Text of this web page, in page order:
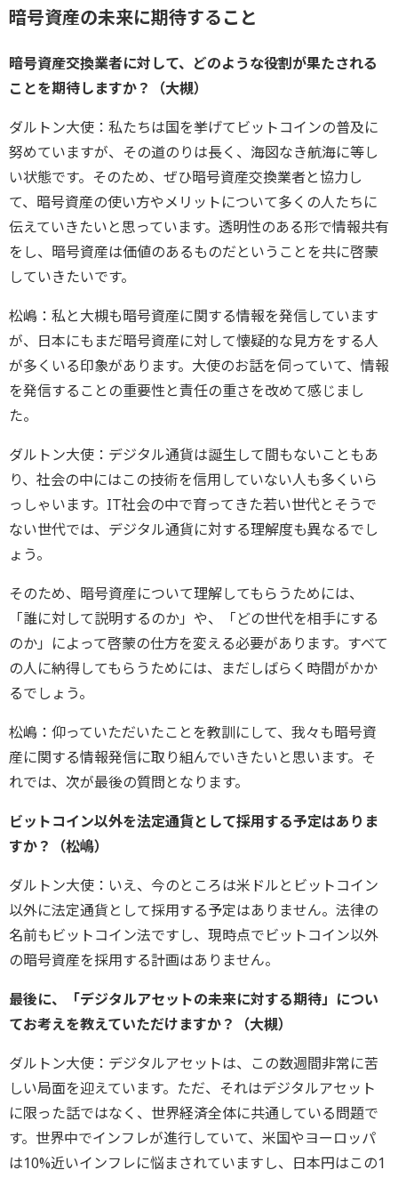
暗号資産の未来に期待すること
暗号資産交換業者に対して、どのような役割が果たされる
ことを期待しますか？（大槻）
ダルトン大使：私たちは国を挙げてビットコインの普及に
努めていますが、その道のりは長く、海図なき航海に等し
い状態です。そのため、ぜひ暗号資産交換業者と協力し
て、暗号資産の使い方やメリットについて多くの人たちに
伝えていきたいと思っています。透明性のある形で情報共有
をし、暗号資産は価値のあるものだということを共に啓蒙
していきたいです。
松嶋：私と大槻も暗号資産に関する情報を発信しています
が、日本にもまだ暗号資産に対して懐疑的な見方をする人
が多くいる印象があります。大使のお話を伺っていて、情報
を発信することの重要性と責任の重さを改めて感じまし
た。
ダルトン大使：デジタル通貨は誕生して間もないこともあ
り、社会の中にはこの技術を信用していない人も多くいら
っしゃいます。IT社会の中で育ってきた若い世代とそうで
ない世代では、デジタル通貨に対する理解度も異なるでし
ょう。
そのため、暗号資産について理解してもらうためには、
「誰に対して説明するのか」や、「どの世代を相手にする
のか」によって啓蒙の仕方を変える必要があります。すべて
の人に納得してもらうためには、まだしばらく時間がかか
るでしょう。
松嶋：仰っていただいたことを教訓にして、我々も暗号資
産に関する情報発信に取り組んでいきたいと思います。そ
れでは、次が最後の質問となります。
ビットコイン以外を法定通貨として採用する予定はありま
すか？（松嶋）
ダルトン大使：いえ、今のところは米ドルとビットコイン
以外に法定通貨として採用する予定はありません。法律の
名前もビットコイン法ですし、現時点でビットコイン以外
の暗号資産を採用する計画はありません。
最後に、「デジタルアセットの未来に対する期待」につい
てお考えを教えていただけますか？（大槻）
ダルトン大使：デジタルアセットは、この数週間非常に苦
しい局面を迎えています。ただ、それはデジタルアセット
に限った話ではなく、世界経済全体に共通している問題で
す。世界中でインフレが進行していて、米国やヨーロッパ
は10%近いインフレに悩まされていますし、日本円はこの1